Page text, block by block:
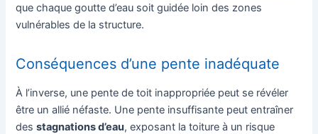
que chaque goutte d’eau soit guidée loin des zones
vulnérables de la structure.
Conséquences d’une pente inadéquate
À l’inverse, une pente de toit inappropriée peut se révéler
être un allié néfaste. Une pente insuffisante peut entraîner
desstagnations d’eau, exposant la toiture à un risque